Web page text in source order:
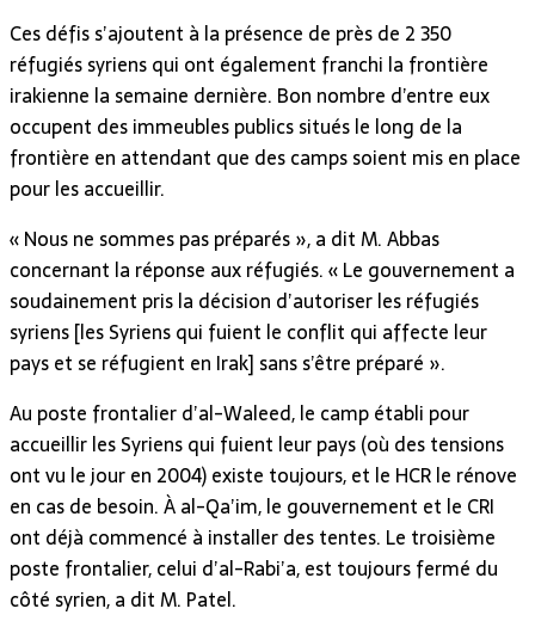
Ces défis s’ajoutent à la présence de près de 2 350
réfugiés syriens qui ont également franchi la frontière
irakienne la semaine dernière. Bon nombre d’entre eux
occupent des immeubles publics situés le long de la
frontière en attendant que des camps soient mis en place
pour les accueillir.
« Nous ne sommes pas préparés », a dit M. Abbas
concernant la réponse aux réfugiés. « Le gouvernement a
soudainement pris la décision d’autoriser les réfugiés
syriens [les Syriens qui fuient le conflit qui affecte leur
pays et se réfugient en Irak] sans s’être préparé ».
Au poste frontalier d’al-Waleed, le camp établi pour
accueillir les Syriens qui fuient leur pays (où des tensions
ont vu le jour en 2004) existe toujours, et le HCR le rénove
en cas de besoin. À al-Qa’im, le gouvernement et le CRI
ont déjà commencé à installer des tentes. Le troisième
poste frontalier, celui d’al-Rabi’a, est toujours fermé du
côté syrien, a dit M. Patel.